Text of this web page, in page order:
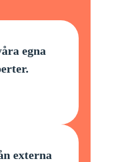
egna
externa